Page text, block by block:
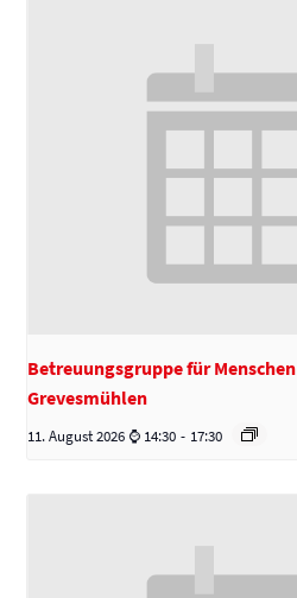
Betreuungsgruppe für
Grevesmühlen
11. August 2026 ⌚ 14:30 - 17:30